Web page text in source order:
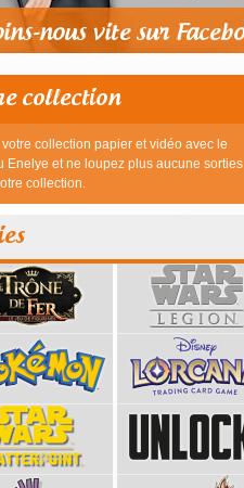
39,95 € 23,95 €
collection
collection papier et vidéo avec le
Enelye et ne loupez plus aucune sorties
collection.